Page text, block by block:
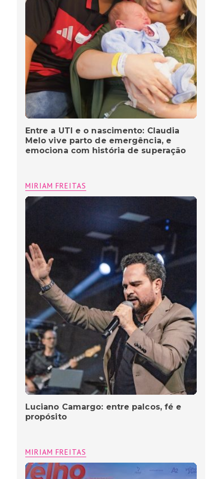
Entre a UTI e o nascimento: Claudia
Melo vive parto de emergência, e
emociona com história de superação
MIRIAM FREITAS
Luciano Camargo: entre palcos, fé e
propósito
MIRIAM FREITAS